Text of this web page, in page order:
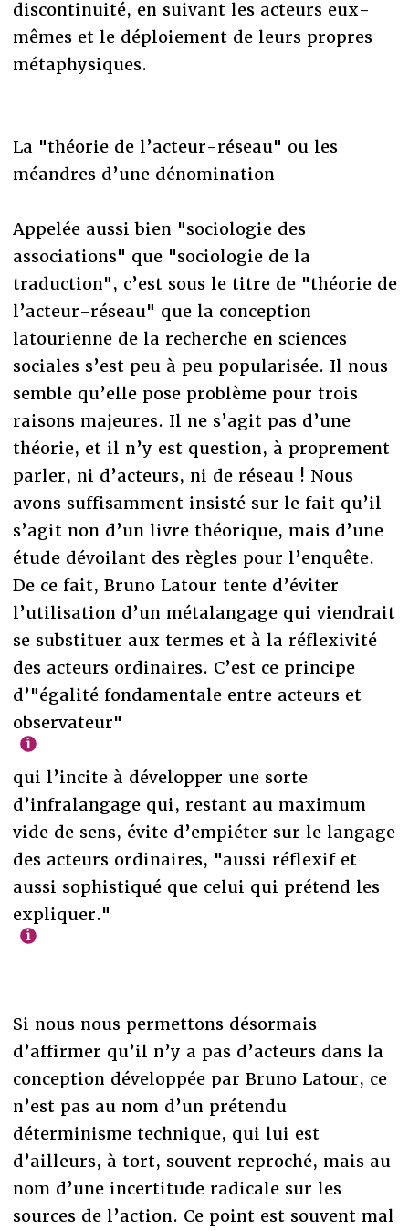
discontinuité, en suivant les acteurs eux-
mêmes et le déploiement de leurs propres
métaphysiques.
La "théorie de l’acteur-réseau" ou les
méandres d’une dénomination
Appelée aussi bien "sociologie des
associations" que "sociologie de la
traduction", c’est sous le titre de "théorie de
l’acteur-réseau" que la conception
latourienne de la recherche en sciences
sociales s’est peu à peu popularisée. Il nous
semble qu’elle pose problème pour trois
raisons majeures. Il ne s’agit pas d’une
théorie, et il n’y est question, à proprement
parler, ni d’acteurs, ni de réseau ! Nous
avons suffisamment insisté sur le fait qu’il
s’agit non d’un livre théorique, mais d’une
étude dévoilant des règles pour l’enquête.
De ce fait, Bruno Latour tente d’éviter
l’utilisation d’un métalangage qui viendrait
se substituer aux termes et à la réflexivité
des acteurs ordinaires. C’est ce principe
d’"égalité fondamentale entre acteurs et
observateur"
qui l’incite à développer une sorte
d’infralangage qui, restant au maximum
vide de sens, évite d’empiéter sur le langage
des acteurs ordinaires, "aussi réflexif et
aussi sophistiqué que celui qui prétend les
expliquer."
Si nous nous permettons désormais
d’affirmer qu’il n’y a pas d’acteurs dans la
conception développée par Bruno Latour, ce
n’est pas au nom d’un prétendu
déterminisme technique, qui lui est
d’ailleurs, à tort, souvent reproché, mais au
nom d’une incertitude radicale sur les
sources de l’action. Ce point est souvent mal